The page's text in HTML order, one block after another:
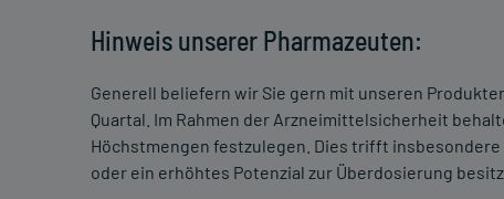
Hinweis unserer Pharmazeuten:
Generell beliefern wir Sie gern mit unseren
Quartal. Im Rahmen der Arzneimittelsicherheit
Höchstmengen festzulegen. Dies trifft
oder ein erhöhtes Potenzial zur Überdosierung